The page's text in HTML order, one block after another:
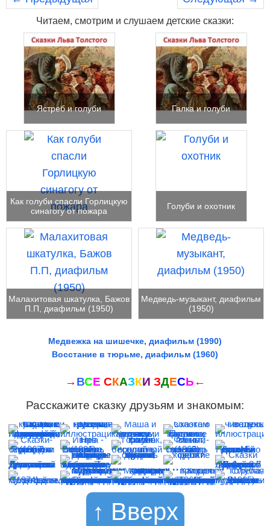
Читаем, смотрим и слушаем детские сказки:
Ястреб и голуби Галка и голуби
Как голуби спасли Горлицкую
синагогу от пожара
Голуби и охотник
Малахитовая шкатулка, Бажов
П.П, диафильм (1950)
Медведь-музыкант, диафильм
(1950)
Медвежка на шишечке, диафильм (1990)
Восстание в тюрьме, диафильм (1960)
→ ВСЕ СКАЗКИ ЗДЕСЬ ←
Расскажите сказку друзьям и знакомым:
↑ Вверх